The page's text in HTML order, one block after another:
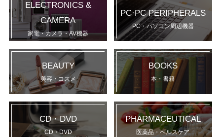
ELECTRONICS &
CAMERA
家電・カメラ・AV機器
PC·PC PERIPHERALS
PC・パソコン周辺機器
BEAUTY
美容・コスメ
BOOKS
本・書籍
CD・DVD
CD・DVD
PHARMACEUTICAL
医薬品・ヘルスケア